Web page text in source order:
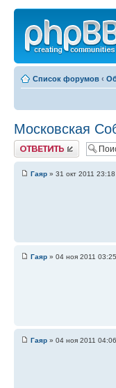
Список форумов ‹
Московская
Ответить
Гаяр » 31 окт 2011 23:18
Гаяр » 04 ноя 2011 03:25
Гаяр » 04 ноя 2011 04:06